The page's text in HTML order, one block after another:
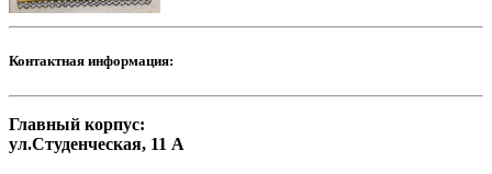
Контактная информация:
Главный корпус:
ул.Студенческая, 11 А